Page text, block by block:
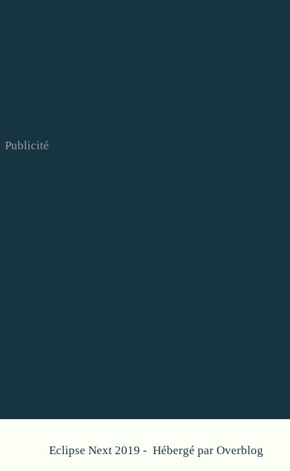
Publicité
Eclipse Next 2019 - Hébergé par Overblog